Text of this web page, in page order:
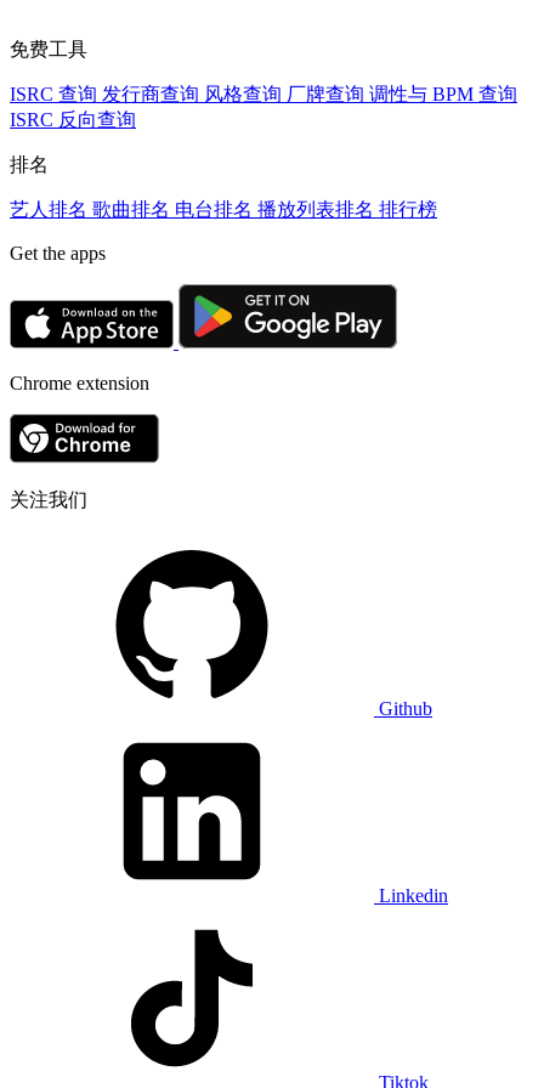
免费工具
ISRC 查询 发行商查询 风格查询 厂牌查询 调性与 BPM 查询
ISRC 反向查询
排名
艺人排名 歌曲排名 电台排名 播放列表排名 排行榜
Get the apps
Chrome extension
关注我们
Github
Linkedin
Tiktok